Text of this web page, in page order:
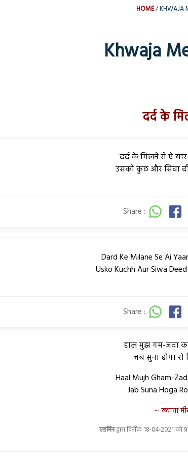
HOME KHWAJA
Khwaja
दर्द के
दर्द के मिलने से ऐ यार
उसको कुछ और सिवा
Share :
Dard Ke Milane Se Ai
Usko Kuchh Aur Siwa
Share :
हालमुझगम-जदा
जबसुनाहोगारो
Haal Mujh Gham-
Jab Suna Hoga
ख़्वाजा
एडमिनद्वारा दिनाँक 18-04-2021 को